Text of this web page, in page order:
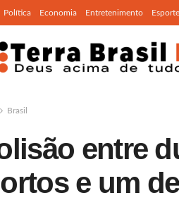
Política Economia Entretenimento
Brasil
entre
e um